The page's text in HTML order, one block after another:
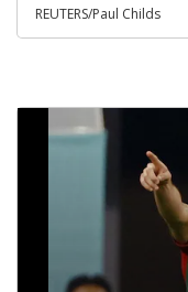
REUTERS/Paul Childs